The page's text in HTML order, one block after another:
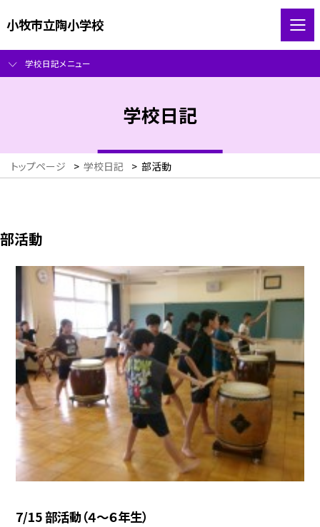
小牧市立陶小学校
学校日記メニュー
学校日記
トップページ > 学校日記 > 部活動
部活動
7/15 部活動（４～６年生）